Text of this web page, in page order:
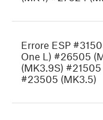
Errore ESP
One L) #26505
(MK3.9S)
#23505 (MK3.5)